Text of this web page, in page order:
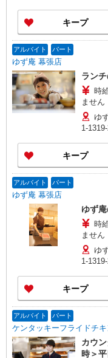
キープ
アルバイト パート
ゆず庵 幕張店
ラン
時
ません
ゆ
1-1319-
キープ
アルバイト パート
ゆず庵 幕張店
ゆず
時
ません
ゆ
1-1319-
キープ
アルバイト パート
ケンタッキーフライドチ
カウ
時＞